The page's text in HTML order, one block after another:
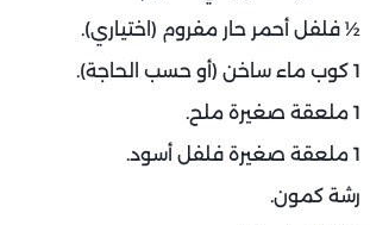
½ فلفل أحمر حار مفروم (اختياري).
1 كوب ماء ساخن (أو حسب الحاجة).
1 ملعقة صغيرة ملح.
1 ملعقة صغيرة فلفل أسود.
رشة كمون.